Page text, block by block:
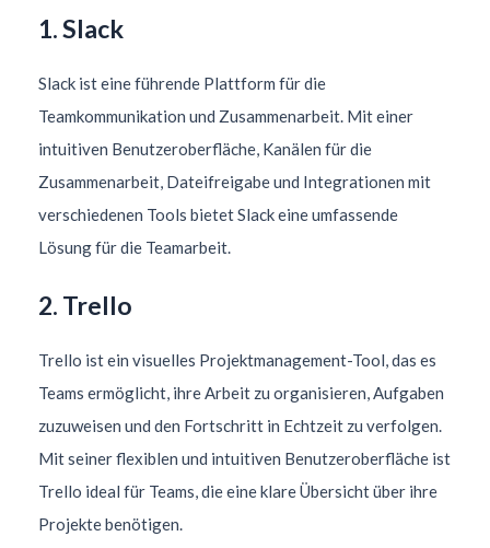
1. Slack
Slack ist eine führende Plattform für die
Teamkommunikation und Zusammenarbeit. Mit einer
intuitiven Benutzeroberfläche, Kanälen für die
Zusammenarbeit, Dateifreigabe und Integrationen mit
verschiedenen Tools bietet Slack eine umfassende
Lösung für die Teamarbeit.
2. Trello
Trello ist ein visuelles Projektmanagement-Tool, das es
Teams ermöglicht, ihre Arbeit zu organisieren, Aufgaben
zuzuweisen und den Fortschritt in Echtzeit zu verfolgen.
Mit seiner flexiblen und intuitiven Benutzeroberfläche ist
Trello ideal für Teams, die eine klare Übersicht über ihre
Projekte benötigen.